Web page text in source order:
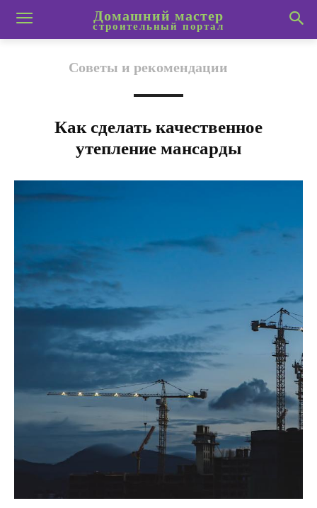
Домашний мастер
строительный портал
Советы и рекомендации
Как сделать качественное
утепление мансарды